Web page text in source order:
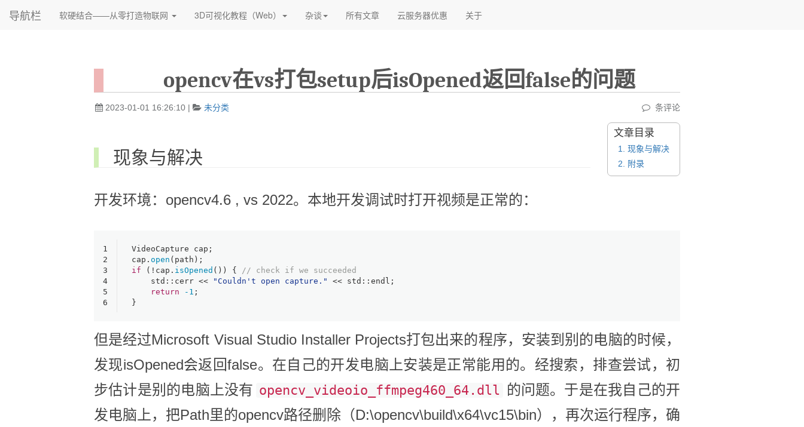
导航栏 软硬结合——从零打造物联网 3D可视化教程（Web） 杂谈 所有文章(current)云服务器优惠 (current)
关于(current)
opencv在vs打包setup后isOpened返回false的问题
2023-01-01 16:26:10 | 未分类 条评论
文章目录
1.
现象与解决
2.
附录
现象与解决
开发环境：opencv4.6 , vs 2022。本地开发调试时打开视频是正常的：
1
2
3
4
5
6
VideoCapture cap;
cap. open (path);
if (!cap. isOpened ()) {
// check if we succeeded
    std::cerr <<
"Couldn't open capture."
<< std::endl;
return
-1 ;
}
但是经过Microsoft Visual Studio Installer Projects打包出来的程序，安装到别的电脑的时候，
发现isOpened会返回false。在自己的开发电脑上安装是正常能用的。经搜索，排查尝试，初
步估计是别的电脑上没有 opencv_videoio_ffmpeg460_64.dll 的问题。于是在我自己的开
发电脑上，把Path里的opencv路径删除（D:\opencv\build\x64\vc15\bin），再次运行程序，确